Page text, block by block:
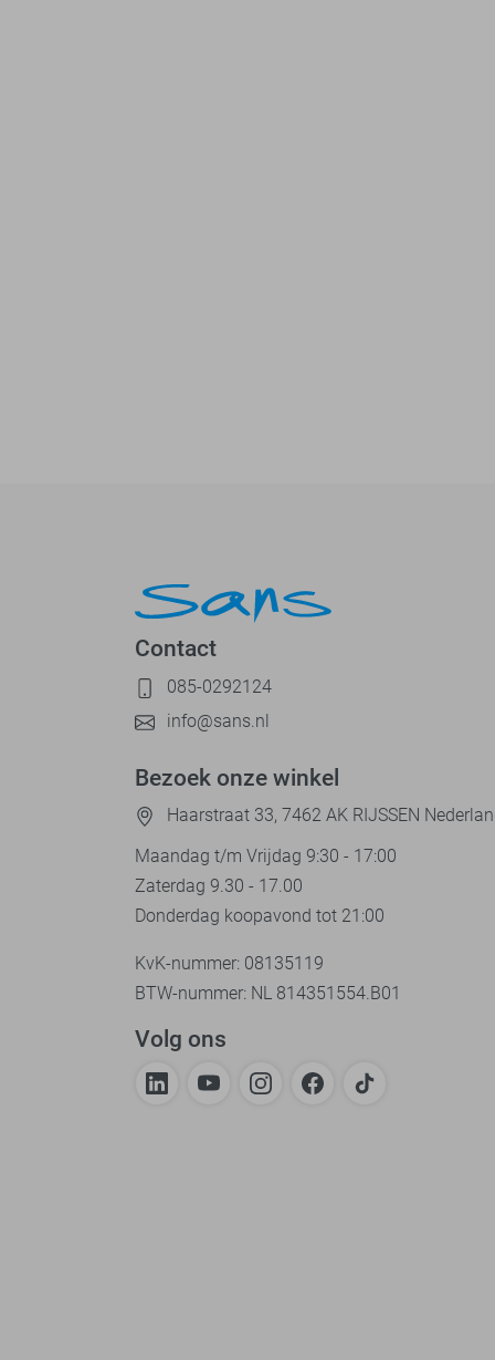
Contact
085-0292124
info@sans.nl
Bezoek onze winkel
Haarstraat 33, 7462 AK RIJSSEN
Maandag t/m Vrijdag 9:30 - 17:00
Zaterdag 9.30 - 17.00
Donderdag koopavond tot 21:00
KvK-nummer: 08135119
BTW-nummer: NL 814351554.B01
Volg ons